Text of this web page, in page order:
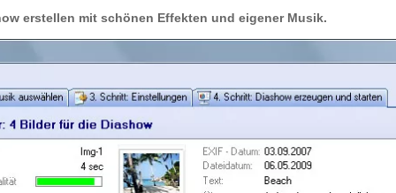
erstellen mit schönen Effekten und eigener Musik.